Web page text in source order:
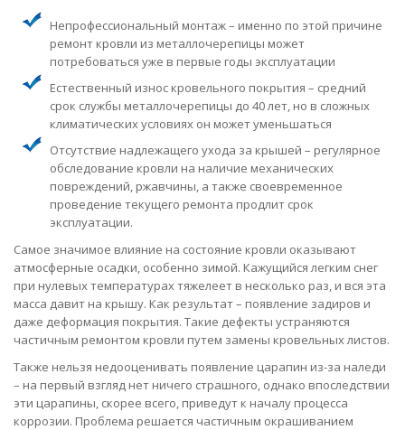
Непрофессиональный монтаж – именно по этой причине
ремонт кровли из металлочерепицы может
потребоваться уже в первые годы эксплуатации
Естественный износ кровельного покрытия – средний
срок службы металлочерепицы до 40 лет, но в сложных
климатических условиях он может уменьшаться
Отсутствие надлежащего ухода за крышей – регулярное
обследование кровли на наличие механических
повреждений, ржавчины, а также своевременное
проведение текущего ремонта продлит срок
эксплуатации.
Самое значимое влияние на состояние кровли оказывают
атмосферные осадки, особенно зимой. Кажущийся легким снег
при нулевых температурах тяжелеет в несколько раз, и вся эта
масса давит на крышу. Как результат – появление задиров и
даже деформация покрытия. Такие дефекты устраняются
частичным ремонтом кровли путем замены кровельных листов.
Также нельзя недооценивать появление царапин из-за наледи
– на первый взгляд нет ничего страшного, однако впоследствии
эти царапины, скорее всего, приведут к началу процесса
коррозии. Проблема решается частичным окрашиванием